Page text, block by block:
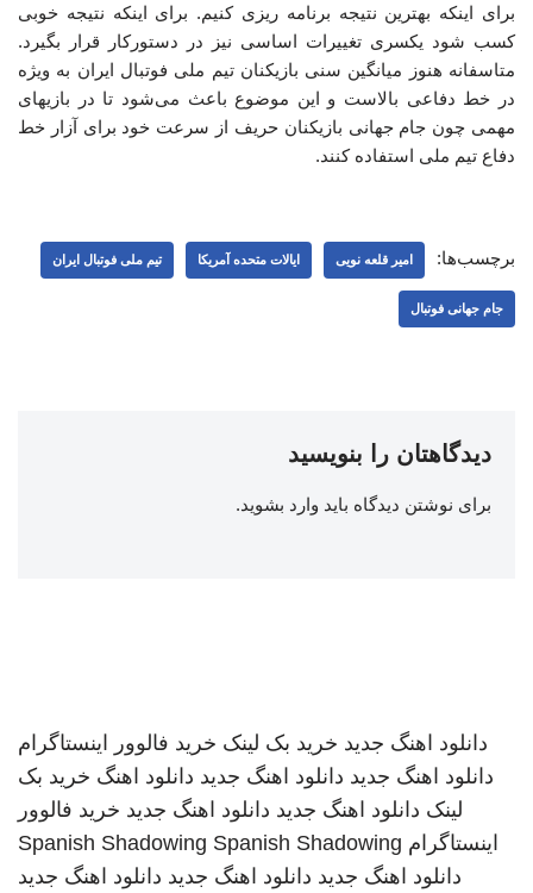
برای اینکه بهترین نتیجه برنامه ریزی کنیم. برای اینکه نتیجه خوبی
کسب شود یکسری تغییرات اساسی نیز در دستورکار قرار بگیرد.
متاسفانه هنوز میانگین سنی بازیکنان تیم ملی فوتبال ایران به ویژه
در خط دفاعی بالاست و این موضوع باعث می‌شود تا در بازیهای
مهمی چون جام جهانی بازیکنان حریف از سرعت خود برای آزار خط
دفاع تیم ملی استفاده کنند.
برچسب‌ها: امیر قلعه نویی ایالات متحده آمریکا تیم ملی فوتبال ایران
جام جهانی فوتبال
دیدگاهتان را بنویسید
برای نوشتن دیدگاه باید وارد بشوید.
دانلود اهنگ جدید خرید بک لینک خرید فالوور اینستاگرام
دانلود اهنگ جدید دانلود اهنگ جدید دانلود اهنگ خرید بک
لینک دانلود اهنگ جدید دانلود اهنگ جدید خرید فالوور
اینستاگرام
Spanish Shadowing Spanish Shadowing
دانلود اهنگ جدید دانلود اهنگ جدید دانلود اهنگ جدید